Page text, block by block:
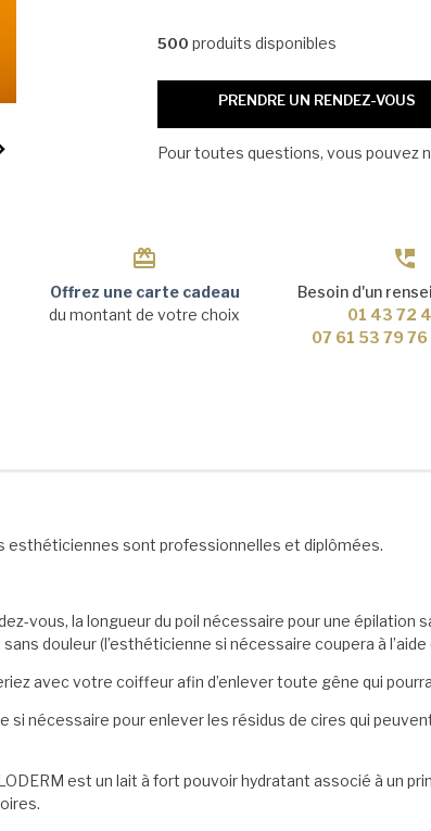
500 produits disponibles
PRENDRE UN RENDEZ-VOUS
Pour toutes questions, vous pouvez
Offrez une carte cadeau
du montant de votre choix
Besoin d'un
01 43 72
07 61 53 79 76
esthéticiennes sont professionnelles et diplômées.
vous, la longueur du poil nécessaire pour une épilation
douleur (l’esthéticienne si nécessaire coupera à l’aide
avec votre coiffeur afin d’enlever toute gêne qui
si nécessaire pour enlever les résidus de cires qui
est un lait à fort pouvoir hydratant associé à un